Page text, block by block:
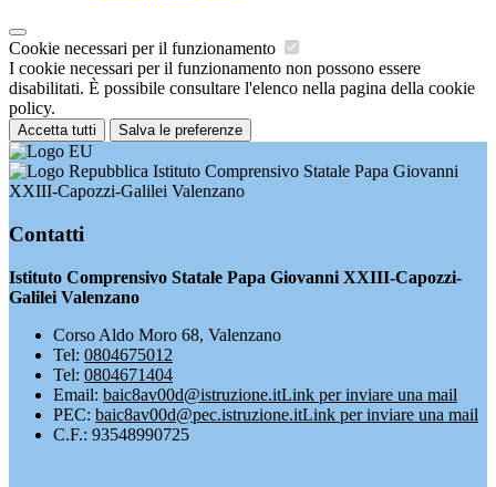
Cookie necessari per il funzionamento
I cookie necessari per il funzionamento non possono essere
disabilitati. È possibile consultare l'elenco nella pagina della cookie
policy.
Accetta tutti Salva le preferenze
Istituto Comprensivo Statale Papa Giovanni
XXIII-Capozzi-Galilei Valenzano
Contatti
Istituto Comprensivo Statale Papa Giovanni XXIII-Capozzi-
Galilei Valenzano
Corso Aldo Moro 68, Valenzano
Tel: 0804675012
Tel: 0804671404
Email: baic8av00d@istruzione.itLink per inviare una mail
PEC: baic8av00d@pec.istruzione.itLink per inviare una mail
C.F.: 93548990725